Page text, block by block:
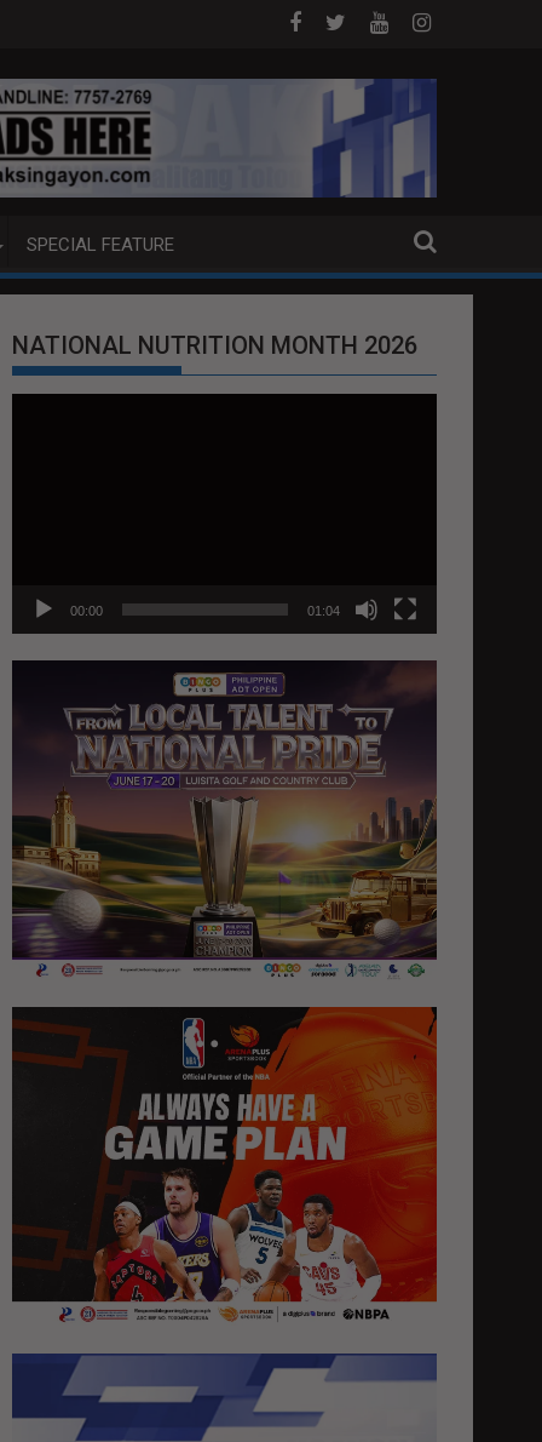
EXTRADITION REQUEST NG U.S. LABAN KAY QUIBOLOY
MAHIGIT P21-M HALAGANG SMUGGLED
SPECIAL FEATURE
NATIONAL NUTRITION MONTH 2026
00:00 01:04